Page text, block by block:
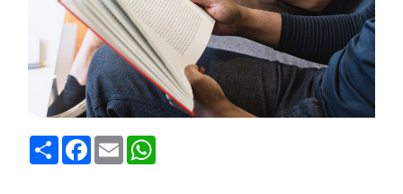
CondividiFacebook
Email